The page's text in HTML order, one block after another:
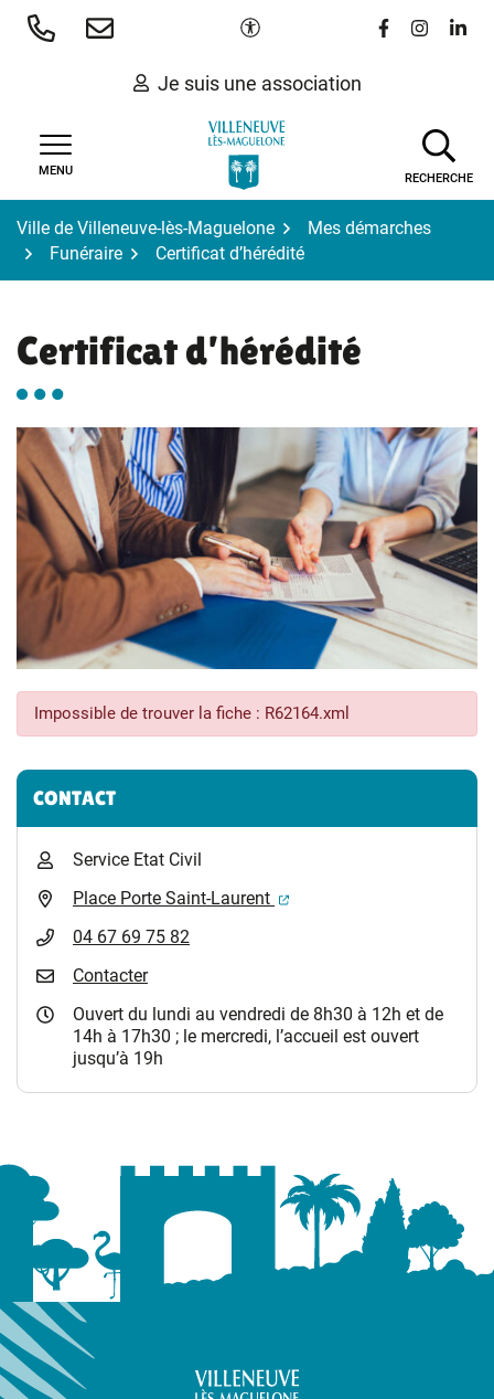
Aller
Paramètres d'accessibilité
Lien vers le
Lien vers
Lien
Je suis une association
MENU
RECHERCHE
Ville de Villeneuve-lès-Maguelone
Mes démarches
Funéraire
Certificat d’hérédité
Certificat d’hérédité
Impossible de trouver la fiche : R62164.xml
Informations complémentaires
CONTACT
Service Etat Civil
Place Porte Saint-Laurent
(ouverture dans un
04 67 69 75 82
Contacter
Ouvert du lundi au vendredi de 8h30 à 12h et de
14h à 17h30 ; le mercredi, l’accueil est ouvert
jusqu’à 19h